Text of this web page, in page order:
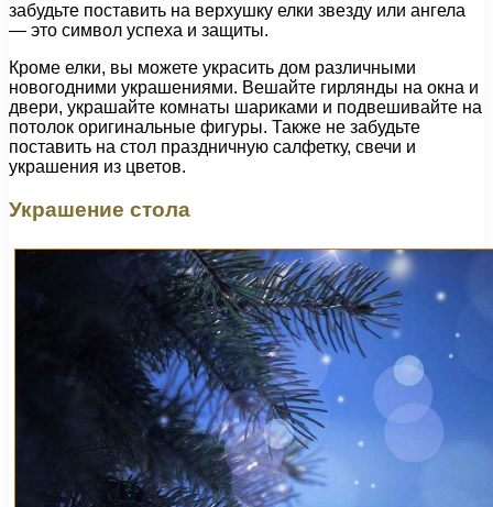
забудьте поставить на верхушку елки звезду или ангела
— это символ успеха и защиты.
Кроме елки, вы можете украсить дом различными
новогодними украшениями. Вешайте гирлянды на окна и
двери, украшайте комнаты шариками и подвешивайте на
потолок оригинальные фигуры. Также не забудьте
поставить на стол праздничную салфетку, свечи и
украшения из цветов.
Украшение стола